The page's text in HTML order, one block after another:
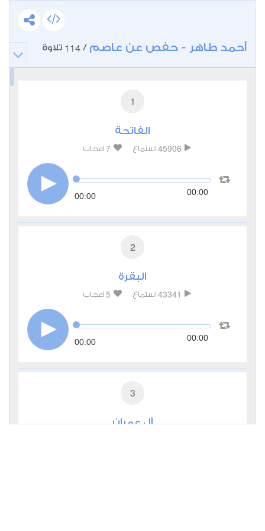
أحمد طاهر - حفص عن عاصم /
114 تلاوة
1
الفاتحة
45906 استماع 7 اعجاب
00:00 00:00
2
البقرة
43341 استماع 5 اعجاب
00:00 00:00
3
آل عمران